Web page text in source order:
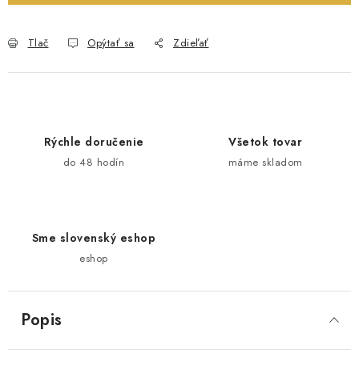
Tlač Opýtať sa Zdieľať
Rýchle doručenie
do 48 hodín
Všetok tovar
máme skladom
Sme slovenský eshop
eshop
Popis